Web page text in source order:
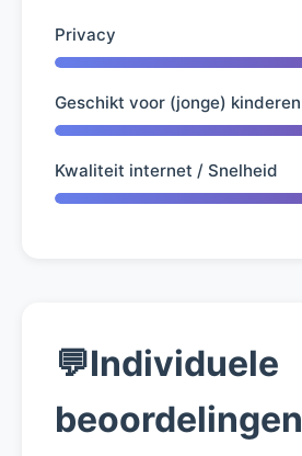
Privacy
Geschikt voor (jonge) kinderen
Kwaliteit internet / Snelheid
💬Individuele
beoordelingen